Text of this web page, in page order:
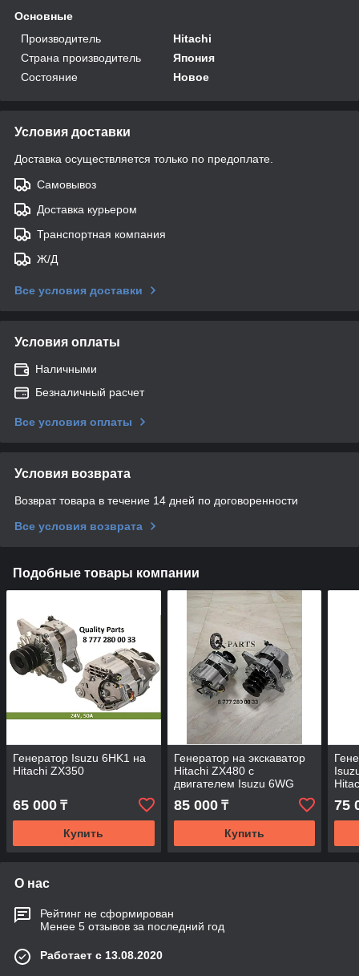
Основные
Производитель
Hitachi
Страна производитель
Япония
Состояние
Новое
Условия доставки
Доставка осуществляется только по предоплате.
Самовывоз
Доставка курьером
Транспортная компания
Ж/Д
Все условия доставки
Условия оплаты
Наличными
Безналичный расчет
Все условия оплаты
Условия возврата
Возврат товара в течение 14 дней по договоренности
Все условия возврата
Подобные товары компании
Генератор Isuzu 6HK1 на
Hitachi ZX350
65 000 ₸
Купить
Генератор на экскаватор
Hitachi ZX480 с
двигателем Isuzu 6WG
85 000₸
Купить
75
О нас
Рейтинг не сформирован
Менее 5 отзывов за последний год
Работает с 13.08.2020